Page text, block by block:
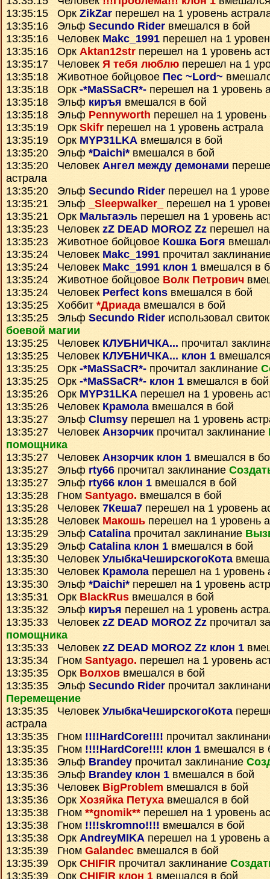
13:35:15 Орк ZikZar перешел на 1 уровень
13:35:16 Эльф Secundo Rider вмешался в бой
13:35:16 Человек Makc_1991 перешел на 1
13:35:16 Орк Aktan12str перешел на 1 уровень
13:35:17 Человек Я тебя люблю перешел на 1
13:35:18 Животное бойцовое Пес ~Lord~
13:35:18 Орк -*MaSSaCR*- перешел на 1 уровень
13:35:18 Эльф киръя вмешался в бой
13:35:18 Эльф Pennyworth перешел на 1 уровень
13:35:19 Орк Skifr перешел на 1 уровень астрала
13:35:19 Орк MYP31LKA вмешался в бой
13:35:20 Эльф *Daichi* вмешался в бой
13:35:20 Человек Ангел между демонами
астрала
13:35:20 Эльф Secundo Rider перешел на 1
13:35:21 Эльф
_Sleepwalker_
перешел на 1
13:35:21 Орк Мальтаэль перешел на 1 уровень
13:35:23 Человек zZ DEAD MOROZ Zz перешел
13:35:23 Животное бойцовое Кошка Богя
13:35:24 Человек Makc_1991 прочитал
13:35:24 Человек Makc_1991 клон 1 вмешался в
13:35:24 Животное бойцовое Волк Петрович
13:35:24 Человек Perfect kons вмешался в бой
13:35:25 Хоббит *Дриадавмешался в бой
13:35:25 Эльф Secundo Rider использовал
боевой магии
13:35:25 Человек КЛУБНИЧКА... прочитал
13:35:25 Человек КЛУБНИЧКА... клон 1
13:35:25 Орк -*MaSSaCR*- прочитал заклинание
13:35:25 Орк -*MaSSaCR*- клон 1 вмешался в бой
13:35:26 Орк MYP31LKA перешел на 1 уровень
13:35:26 Человек Крамола вмешался в бой
13:35:27 Эльф Clumsy перешел на 1 уровень
13:35:27 Человек Анзорчик прочитал заклинание
помощника
13:35:27 Человек Анзорчик клон 1 вмешался в
13:35:27 Эльф rty66 прочитал заклинание
13:35:27 Эльф rty66 клон 1 вмешался в бой
13:35:28 Гном Santyago. вмешался в бой
13:35:28 Человек 7Кеша7 перешел на 1 уровень
13:35:28 Человек Макошь перешел на 1 уровень
13:35:29 Эльф Catalinaпрочитал заклинание
13:35:29 Эльф Catalina клон 1 вмешался в бой
13:35:30 Человек УлыбкаЧеширскогоКота
13:35:30 Человек Крамолаперешел на 1 уровень
13:35:30 Эльф *Daichi* перешел на 1 уровень
13:35:31 Орк BlackRus вмешался в бой
13:35:32 Эльф киръя перешел на 1 уровень
13:35:33 Человек zZ DEAD MOROZ Zz прочитал
помощника
13:35:33 Человек zZ DEAD MOROZ Zz клон 1
13:35:34 Гном Santyago. перешел на 1 уровень
13:35:35 Орк Волхов вмешался в бой
13:35:35 Эльф Secundo Rider прочитал
Перемещение
13:35:35 Человек УлыбкаЧеширскогоКота
астрала
13:35:35 Гном !!!!HardCore!!!! прочитал
13:35:35 Гном !!!!HardCore!!!! клон 1 вмешался в
13:35:36 Эльф Brandey прочитал заклинание
13:35:36 Эльф Brandey клон 1 вмешался в бой
13:35:36 Человек BigProblem вмешался в бой
13:35:36 Орк Хозяйка Петуха вмешался в бой
13:35:38 Гном **gnomik** перешел на 1 уровень
13:35:38 Гном !!!!skromno!!!! вмешался в бой
13:35:38 Орк AndreyMIKA перешел на 1 уровень
13:35:39 Гном Galandec вмешался в бой
13:35:39 Орк CHIFIR прочитал заклинание
13:35:39 Орк CHIFIR клон 1 вмешался в бой